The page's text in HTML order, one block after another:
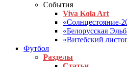
События
Viva Kola Art
«Солнцестояние-
«Белорусская
«Витебский
Футбол
Разделы